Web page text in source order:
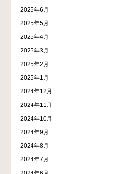
2025年6月
2025年5月
2025年4月
2025年3月
2025年2月
2025年1月
2024年12月
2024年11月
2024年10月
2024年9月
2024年8月
2024年7月